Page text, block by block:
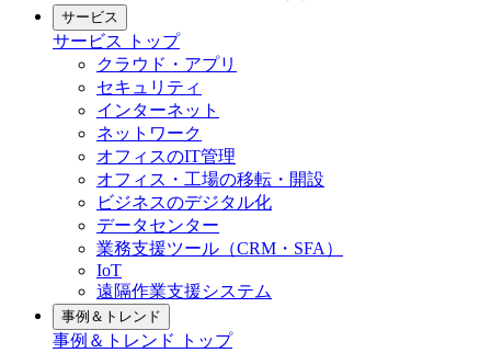
サービス
サービス トップ
クラウド・アプリ
セキュリティ
インターネット
ネットワーク
オフィスのIT管理
オフィス・工場の移転・開設
ビジネスのデジタル化
データセンター
業務支援ツール（CRM・SFA）
IoT
遠隔作業支援システム
事例＆トレンド
事例＆トレンド トップ